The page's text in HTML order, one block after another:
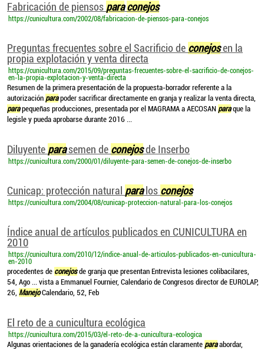
Fabricación de piensos para conejos
https://cunicultura.com/2002/08/fabricacion-de-piensos-para-conejos
Preguntas frecuentes sobre el Sacrificio de conejosen la
propia explotación y venta directa
https://cunicultura.com/2015/09/preguntas-frecuentes-sobre-el-sacrificio-de-conejos-
en-la-propia-explotacion-y-venta-directa
Resumen de la primera presentación de la propuesta-borrador referente a la
autorización parapoder sacrificar directamente en granja y realizar la venta directa,
parapequeñas producciones, presentada por el MAGRAMA a AECOSAN paraque la
legisle y pueda aprobarse durante 2016 ...
Diluyente parasemen de conejosde Inserbo
https://cunicultura.com/2000/01/diluyente-para-semen-de-conejos-de-inserbo
Cunicap: protección natural paralos conejos
https://cunicultura.com/2004/08/cunicap-proteccion-natural-para-los-conejos
Índice anual de artículos publicados en CUNICULTURA en
2010
https://cunicultura.com/2010/12/indice-anual-de-articulos-publicados-en-cunicultura-
en-2010
procedentes de conejosde granja que presentan Entrevista lesiones colibacilares,
54, Ago ... vista a Emmanuel Fournier, Calendario de Congresos director de EUROLAP,
26, ManejoCalendario, 52, Feb
El reto de a cunicultura ecológica
https://cunicultura.com/2015/03/el-reto-de-a-cunicultura-ecologica
Algunas orientaciones de la ganadería ecológica están claramente paraabordar,